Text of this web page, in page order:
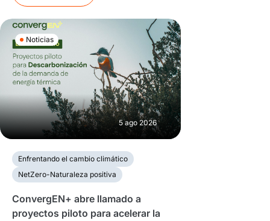
Noticias
5 ago 2026
Enfrentando el cambio climático
NetZero-Naturaleza positiva
ConvergEN+ abre llamado a
proyectos piloto para acelerar la